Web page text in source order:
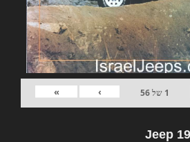
1 של56
›
»